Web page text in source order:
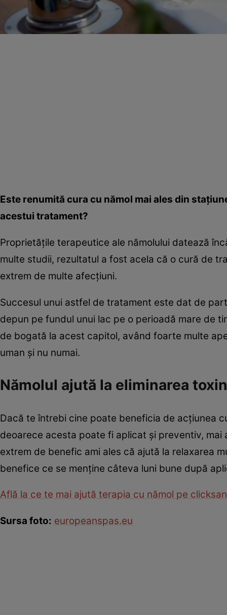
Este renumită cura cu nămol mai ales din
acestui tratament?
Proprietăţile terapeutice ale nămolului datează
multe studii, rezultatul a fost acela că o cură de
extrem de multe afecţiuni.
Succesul unui astfel de tratament este dat de
depun pe fundul unui lac pe o perioadă mare de
de bogată la acest capitol, având foarte multe
uman şi nu numai.
Nămolul ajută la eliminarea
Dacă te întrebi cine poate beneficia de acţiunea
deoarece acesta poate fi aplicat şi preventiv, mai
extrem de benefic ami ales că ajută la relaxarea
benefice ce se menţine câteva luni bune după
Află la ce te mai ajută terapia cu nămol pe
Sursa foto: europeanspas.eu